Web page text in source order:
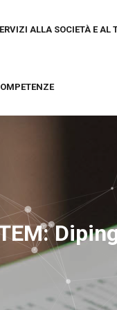
ALLA SOCIETÀ E AL